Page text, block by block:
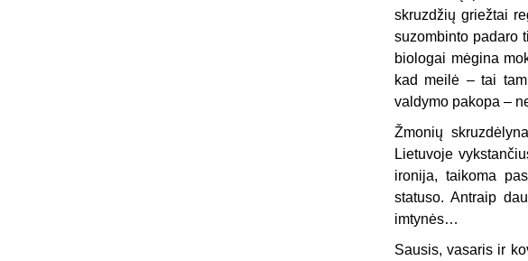
skruzdžių griežtai
suzombinto padaro
biologai mėgina
kad meilė – tai
valdymo pakopa –
Žmonių
Lietuvoje
ironija, taikoma
statuso. Antraip
imtynės…
Sausis, vasaris ir